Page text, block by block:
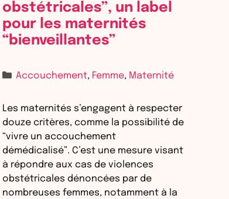
obstétricales”, un label
pour les maternités
“bienveillantes”
Catégories
Accouchement, Femme, Maternité
Les maternités s’engagent à respecter
douze critères, comme la possibilité de
“vivre un accouchement
démédicalisé”. C’est une mesure visant
à répondre aux cas de violences
obstétricales dénoncées par de
nombreuses femmes, notamment à la